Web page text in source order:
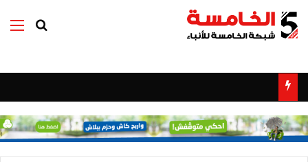
بحث عن